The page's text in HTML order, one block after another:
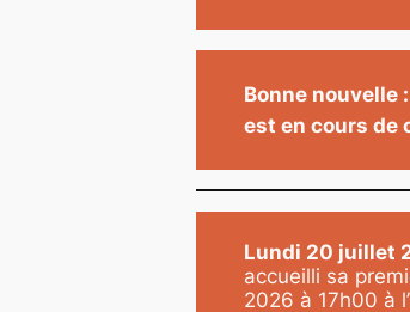
Bonne nouvelle
est en cours de
Lundi 20 juillet
accueilli sa
2026 à 17h00 à